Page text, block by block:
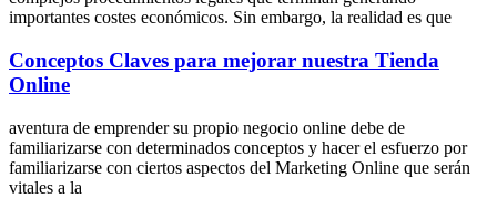
importantes costes económicos. Sin embargo, la realidad es que
Conceptos Claves para mejorar nuestra Tienda
Online
aventura de emprender su propio negocio online debe de
familiarizarse con determinados conceptos y hacer el esfuerzo por
familiarizarse con ciertos aspectos del Marketing Online que serán
vitales a la